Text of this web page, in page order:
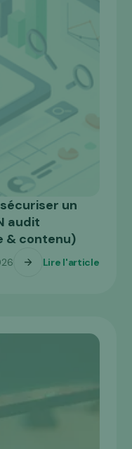
un
audit
& contenu)
Lire l'article